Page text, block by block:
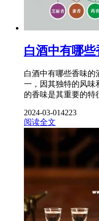
白酒中有哪些
白酒中有哪些香味的
一，因其独特的风味
的香味是其重要的特
2024-03-014223
阅读全文